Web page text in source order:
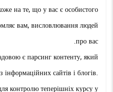
на те, що у вас є особистого
вам, висловлювання людей
про вас.
є парсинг контенту, який
інформаційних сайтів і блогів.
контролю теперішніх курсу у